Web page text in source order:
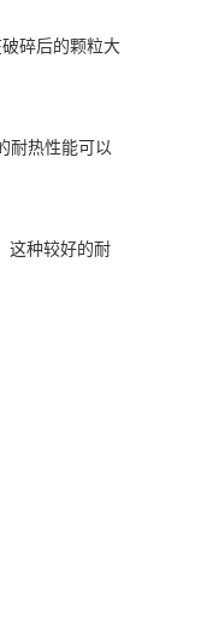
碎后的颗粒大
耐热性能可以
这种较好的耐